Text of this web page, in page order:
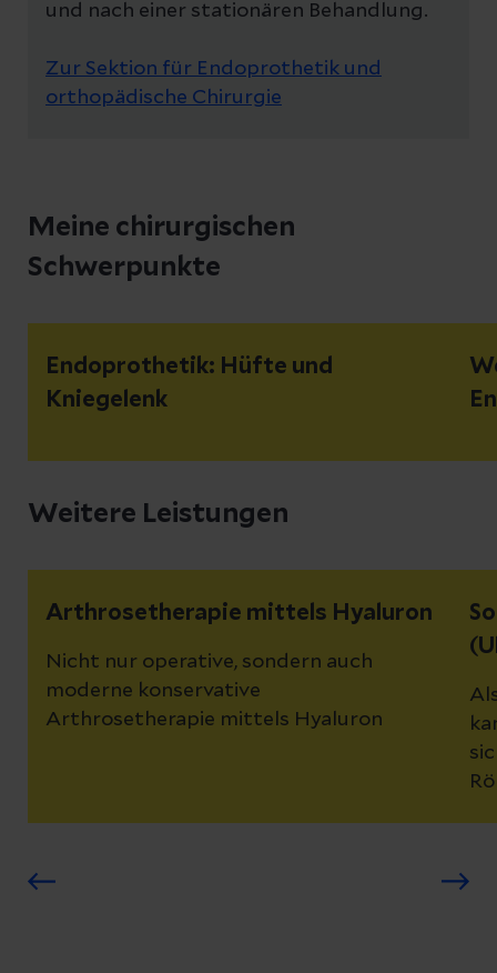
und nach einer stationären Behandlung.
Zur Sektion für Endoprothetik und
orthopädische Chirurgie
Meine chirurgischen
Schwerpunkte
Endoprothetik: Hüfte und
Kniegelenk
Weitere Leistungen
Arthrosetherapie mittels Hyaluron
Nicht nur operative, sondern auch
moderne konservative
Arthrosetherapie mittels Hyaluron